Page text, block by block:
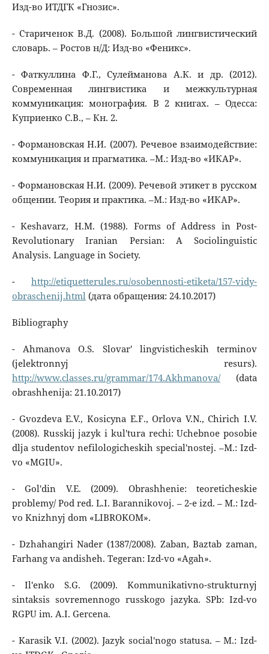
Изд-во ИТДГК «Гнозис».
- Стариченок В.Д. (2008). Большой лингвистический
словарь. – Ростов н/Д: Изд-во «Феникс».
- Фаткуллина Ф.Г., Сулейманова А.К. и др. (2012).
Современная лингвистика и межкультурная
коммуникация: монография. В 2 книгах. – Одесса:
Куприенко С.В., – Кн. 2.
- Формановская Н.И. (2007). Речевое взаимодействие:
коммуникация и прагматика. –М.: Изд-во «ИКАР».
- Формановская Н.И. (2009). Речевой этикет в русском
общении. Теория и практика. –М.: Изд-во «ИКАР».
- Keshavarz, H.M. (1988). Forms of Address in Post-
Revolutionary Iranian Persian: A Sociolinguistic
Analysis. Language in Society.
-http://etiquetterules.ru/osobennosti-etiketa/157-vidy-
obraschenij.html(дата обращения: 24.10.2017)
Bibliography
- Ahmanova O.S. Slovar' lingvisticheskih terminov
(jelektronnyj resurs).
http://www.classes.ru/grammar/174.Akhmanova/(data
obrashhenija: 21.10.2017)
- Gvozdeva E.V., Kosicyna E.F., Orlova V.N., Chirich I.V.
(2008). Russkij jazyk i kul'tura rechi: Uchebnoe posobie
dlja studentov nefilologicheskih special'nostej. –M.: Izd-
vo «MGIU».
- Gol'din V.E. (2009). Obrashhenie: teoreticheskie
problemy/ Pod red. L.I. Barannikovoj. – 2-e izd. – M.: Izd-
vo Knizhnyj dom «LIBROKOM».
- Dzhahangiri Nader (1387/2008). Zaban, Baztab zaman,
Farhang va andisheh. Tegeran: Izd-vo «Agah».
- Il'enko S.G. (2009). Kommunikativno-strukturnyj
sintaksis sovremennogo russkogo jazyka. SPb: Izd-vo
RGPU im. A.I. Gercena.
- Karasik V.I. (2002). Jazyk social'nogo statusa. – M.: Izd-